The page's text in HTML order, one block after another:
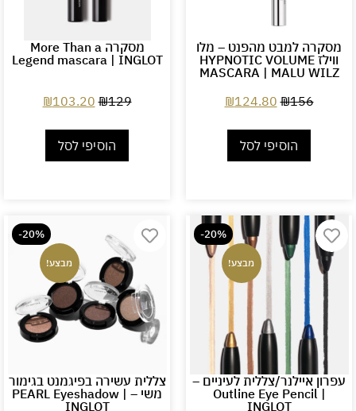
מסקרה למבט מהפנט – מלו
ווילז HYPNOTIC VOLUME
MASCARA | MALU WILZ
₪156
₪124.80
הוסיפי לסל
מסקרה More Than a
Legend mascara | INGLOT
₪129
₪103.20
הוסיפי לסל
-20%
מבצע!
עפרון איילנר/צללית לעיניים –
Outline Eye Pencil |
INGLOT
-20%
מבצע!
צללית עשירה בפיגמנט בגימור
משי – PEARL Eyeshadow |
INGLOT